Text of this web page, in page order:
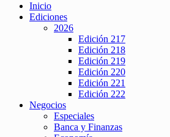
Inicio
Ediciones
2026
Edición 217
Edición 218
Edición 219
Edición 220
Edición 221
Edición 222
Negocios
Especiales
Banca y Finanzas